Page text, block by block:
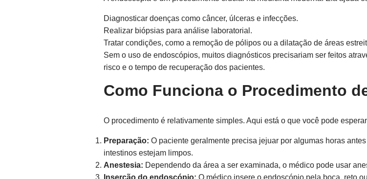
Diagnosticar doenças como câncer, úlceras e infecções.
Realizar biópsias para análise laboratorial.
Tratar condições, como a remoção de pólipos ou a dilatação de áreas
Sem o uso de endoscópios, muitos diagnósticos precisariam ser feitos
risco e o tempo de recuperação dos pacientes.
Como Funciona o Procedimento
O procedimento é relativamente simples. Aqui está o que você pode
Preparação: O paciente geralmente precisa jejuar por algumas horas
intestinos estejam limpos.
Anestesia: Dependendo da área a ser examinada, o médico pode usar
Inserção do endoscópio: O médico insere o endoscópio pela boca, reto